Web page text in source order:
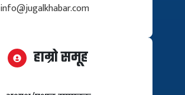
info@jugalkhabar.com
हाम्रो समूह